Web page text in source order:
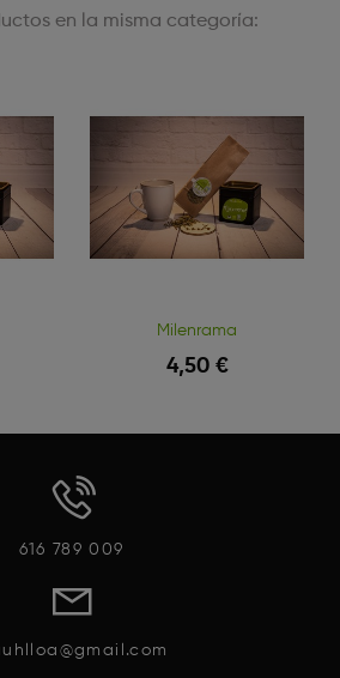
en la misma categoría:
Milenrama
4,50 €
616 789 009